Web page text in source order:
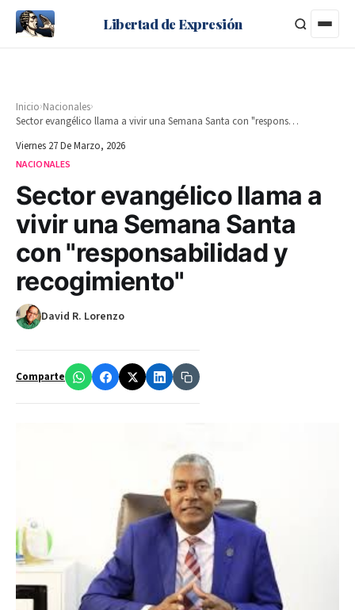
Libertad de Expresión
Inicio›Nacionales›
Sector evangélico llama a vivir una Semana Santa con "responsabilidad y recogimiento"
Viernes 27 De Marzo, 2026
NACIONALES
Sector evangélico llama a
vivir una Semana Santa
con "responsabilidad y
recogimiento"
David R. Lorenzo
Comparte